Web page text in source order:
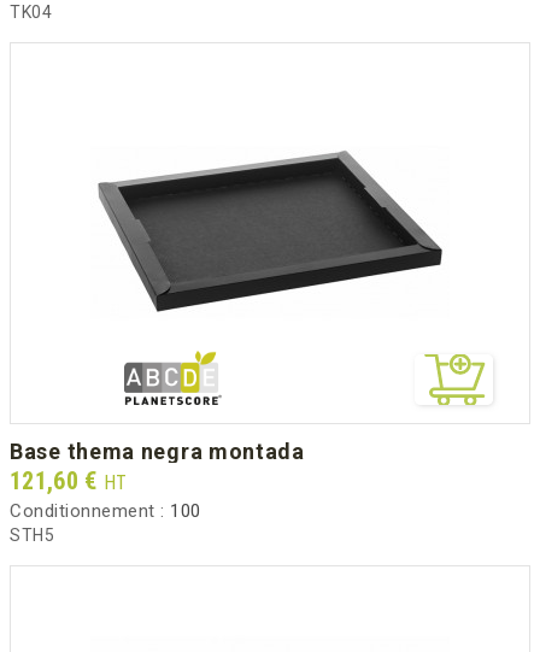
TK04
base thema negra montada
Prix
121,60 € HT
Conditionnement : 100
STH5